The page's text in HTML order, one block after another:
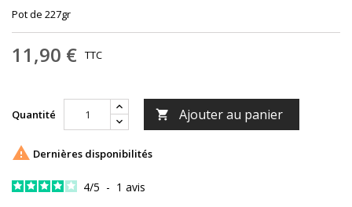
Pot de 227gr
11,90 € TTC
Quantité  Ajouter au panier
 Dernières disponibilités
4/5 - 1 avis